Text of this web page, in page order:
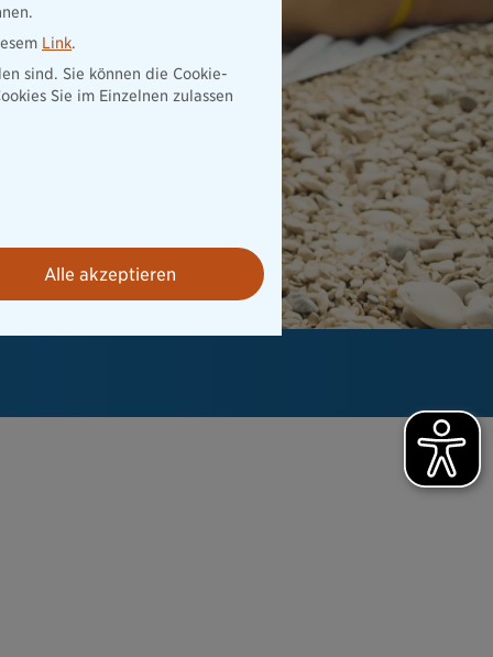
Link.
sind. Sie können die Cookie-
Sie im Einzelnen zulassen
Alle akzeptieren